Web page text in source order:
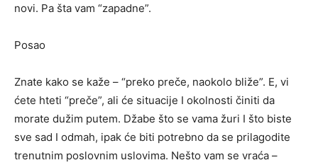
novi. Pa šta vam “zapadne”.
Posao
Znate kako se kaže – “preko preče, naokolo bliže”. E, vi
ćete hteti “preče”, ali će situacije I okolnosti činiti da
morate dužim putem. Džabe što se vama žuri I što biste
sve sad I odmah, ipak će biti potrebno da se prilagodite
trenutnim poslovnim uslovima. Nešto vam se vraća –